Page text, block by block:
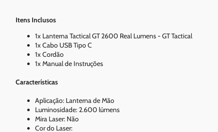
Itens Inclusos
1x Lanterna Tactical GT 2600 Real Lumens - GT Tactical
1x Cabo USB Tipo C
1x Cordão
1x Manual de Instruções
Características
Aplicação: Lanterna de Mão
Luminosidade: 2.600 lúmens
Mira Laser: Não
Cor do Laser: